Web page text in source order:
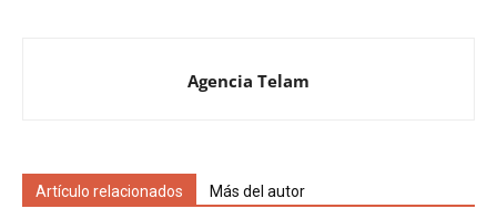
Agencia Telam
Artículo relacionados Más del autor